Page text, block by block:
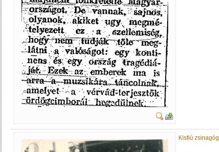
Kisfiú